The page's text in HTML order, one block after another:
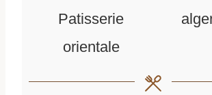
Patisserie
orientale